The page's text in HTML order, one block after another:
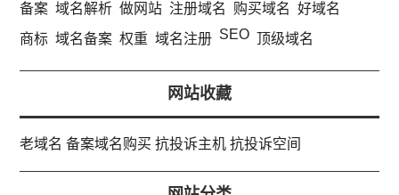
备案 域名解析 做网站 注册域名 购买域名
好域名
商标 域名备案 权重 域名注册 SEO 顶级域名
网站收藏
老域名 备案域名购买 抗投诉主机 抗投诉空间